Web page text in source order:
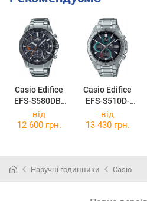
Casio Edifice
EFS-S580DB-
1AVUEF
Casio Edifice
EFS-S510D-
1BV
від
12 600 грн.
від
13 430 грн.
Наручні годинники Casio